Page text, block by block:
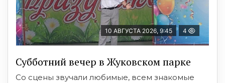
10 АВГУСТА 2026, 9:45 4
Субботний вечер в Жуковском парке
Со сцены звучали любимые, всем знакомые